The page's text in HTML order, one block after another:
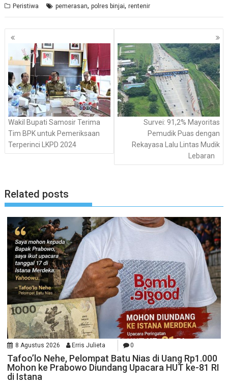
Peristiwa pemerasan,polres binjai,rentenir
Navigasi
pos
Wakil Bupati Samosir Terima
Tim BPK untuk Pemeriksaan
Terperinci LKPD 2024
Survei: 91,2% Mayoritas
Pemudik Puas dengan
Rekayasa Lalu Lintas Mudik
Lebaran
Related posts
8 Agustus 2026 Erris Julieta 0
Tafoo’lo Nehe, Pelompat Batu Nias di Uang Rp1.000
Mohon ke Prabowo Diundang Upacara HUT ke-81 RI
di Istana